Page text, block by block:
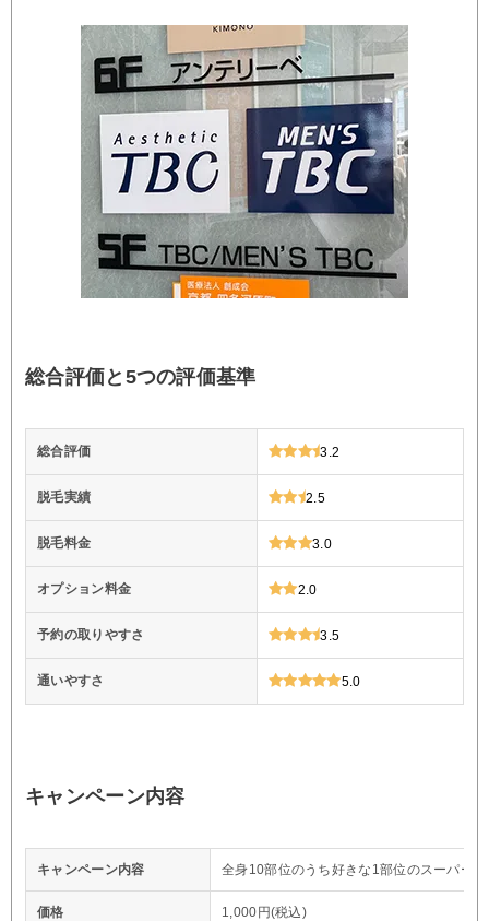
総合評価と5つの評価基準
総合評価 3.2
脱毛実績 2.5
脱毛料金 3.0
オプション料金 2.0
予約の取りやすさ 3.5
通いやすさ 5.0
キャンペーン内容
キャンペーン内容 全身10部位のうち好きな1部位のスーパー
価格 1,000円(税込)